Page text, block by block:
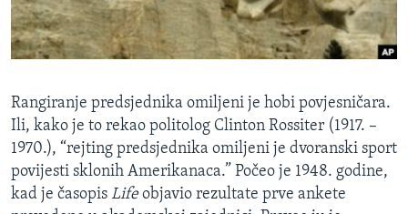
MAGAZIN
O GLASU AMERIKE
Learning English
PRATITE NAS
Rangiranje predsjednika omiljeni je hobi povjesničara.
Ili, kako je to rekao politolog Clinton Rossiter (1917. –
1970.), “rejting predsjednika omiljeni je dvoranski sport
povijesti sklonih Amerikanaca.” Počeo je 1948. godine,
kad je časopis Lifeobjavio rezultate prve ankete